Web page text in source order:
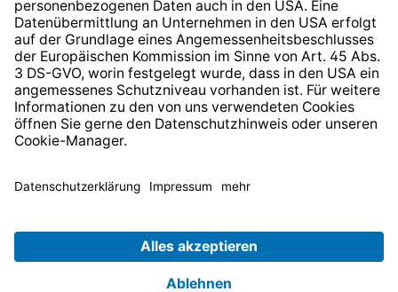
* Alle Preise inkl. gesetzl. Mehrwertsteuer zzgl.
anders angegeben.
© 2026 TechniSat Digital GmbH
TechniSat ist ein Unternehmen der